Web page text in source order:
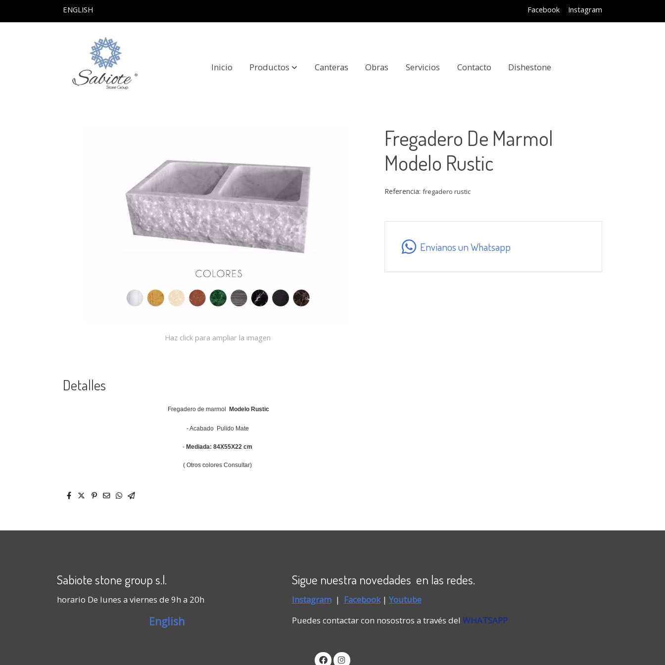
ENGLISH Facebook Instagram
Inicio Productos Canteras Obras Servicios Contacto Dishestone
Haz click para ampliar la imagen
Detalles
Fregadero de marmolModelo Rustic
- Acabado Pulido Mate
-Mediada: 84X55X22 cm
( Otros colores Consultar)
Fregadero De Marmol
Modelo Rustic
Referencia:fregadero rustic
Envíanos un Whatsapp
Sabiote stone group s.l.
horario De lunes a viernes de 9h a 20h
English
Sigue nuestra novedades en las redes.
Instagram | Facebook| Youtube
Puedes contactar con nosostros a través del WHATSAPP